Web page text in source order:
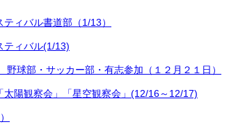
ィバル書道部（1/13）
ティバル(1/13)
球部・サッカー部・有志参加（１２月２１日）
陽観察会」「星空観察会」(12/16～12/17)